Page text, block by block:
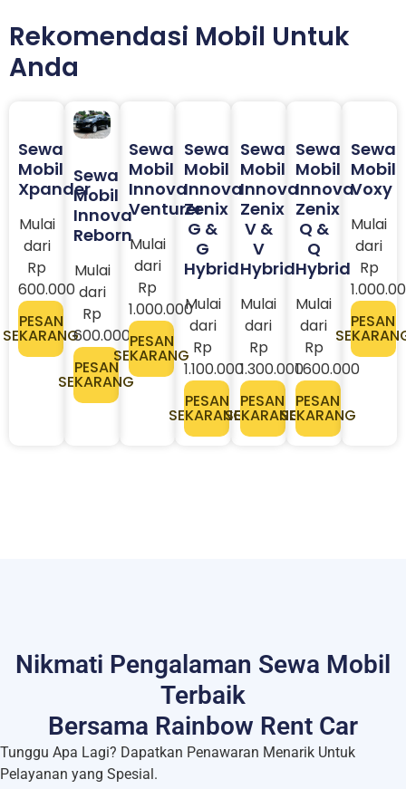
Rekomendasi Mobil Untuk
Anda
Sewa
Mobil
Xpander
Mulai
dari
Rp
600.000
PESAN
SEKARANG
Sewa
Mobil
Innova
Reborn
Mulai
dari
Rp
600.000
PESAN
SEKARANG
Sewa
Mobil
Innova
Venturer
Mulai
dari
Rp
1.000.000
PESAN
SEKARANG
Sewa
Mobil
Innova
Zenix
G &
G
Hybrid
Mulai
dari
Rp
1.100.000
PESAN
SEKARANG
Sewa
Mobil
Innova
Zenix
V &
V
Hybrid
Mulai
dari
Rp
1.300.000
PESAN
SEKARANG
Sewa
Mobil
Innova
Zenix
Q &
Q
Hybrid
Mulai
dari
Rp
1.600.000
PESAN
SEKARANG
Sewa
Mobil
Voxy
Mulai
dari
Rp
PESAN
Nikmati Pengalaman Sewa Mobil
Terbaik
Bersama Rainbow Rent Car
Tunggu Apa Lagi? Dapatkan Penawaran Menarik Untuk
Pelayanan yang Spesial.